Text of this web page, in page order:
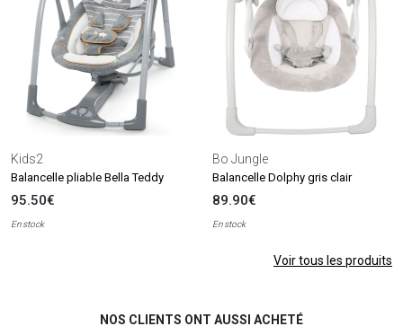
Kids2
Balancelle pliable Bella Teddy
95.50€
En stock
Bo Jungle
Balancelle Dolphy gris clair
89.90€
En stock
Voir tous les produits
NOS CLIENTS ONT AUSSI ACHETÉ